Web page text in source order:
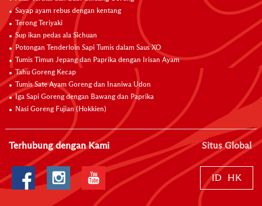
Sayap ayam rebus dengan kentang
Terong Teriyaki
Sup ikan pedas ala Sichuan
Potongan Tenderloin Sapi Tumis dalam Saus XO
Tumis Timun Jepang dan Paprika dengan Irisan Ayam
Tahu Goreng Kecap
Tumis Sate Ayam Goreng dan Inaniwa Udon
Iga Sapi Goreng dengan Bawang dan Paprika
Nasi Goreng Fujian (Hokkien)
Terhubung dengan Kami Situs Global
ID HK